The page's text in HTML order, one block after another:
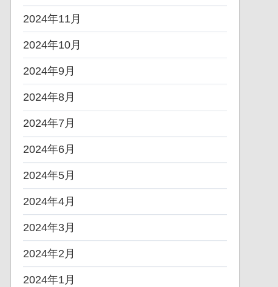
2024年11月
2024年10月
2024年9月
2024年8月
2024年7月
2024年6月
2024年5月
2024年4月
2024年3月
2024年2月
2024年1月